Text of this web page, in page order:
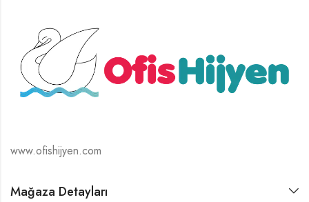
www.ofishijyen.com
Mağaza Detayları